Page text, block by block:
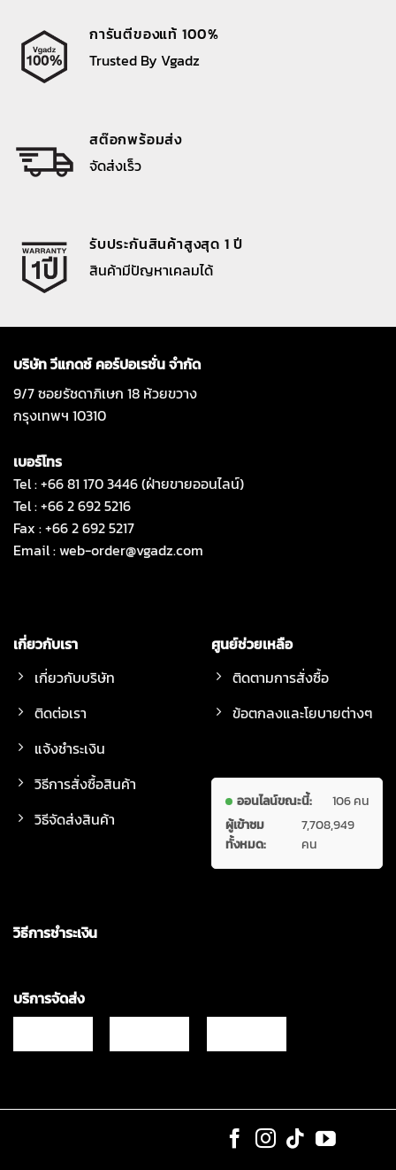
การันตีของแท้ 100%
Trusted By Vgadz
สต๊อกพร้อมส่ง
จัดส่งเร็ว
รับประกันสินค้าสูงสุด 1 ปี
สินค้ามีปัญหาเคลมได้
บริษัท วีแกดซ์ คอร์ปอเรชั่น จำกัด
9/7 ซอยรัชดาภิเษก 18 ห้วยขวาง
กรุงเทพฯ 10310
เบอร์โทร
Tel : +66 81 170 3446 (ฝ่ายขายออนไลน์)
Tel : +66 2 692 5216
Fax : +66 2 692 5217
Email :web-order@vgadz.com
เกี่ยวกับเรา
เกี่ยวกับบริษัท
ติดต่อเรา
แจ้งชำระเงิน
วิธีการสั่งซื้อสินค้า
วิธีจัดส่งสินค้า
ศูนย์ช่วยเหลือ
ติดตามการสั่งซื้อ
ข้อตกลงและโยบายต่างๆ
ออนไลน์ขณะนี้:
106 คน
ผู้เข้าชม
ทั้งหมด:
7,708,949
คน
วิธีการชำระเงิน
บริการจัดส่ง